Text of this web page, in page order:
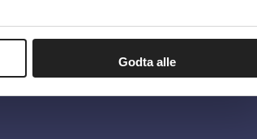
Godta alle